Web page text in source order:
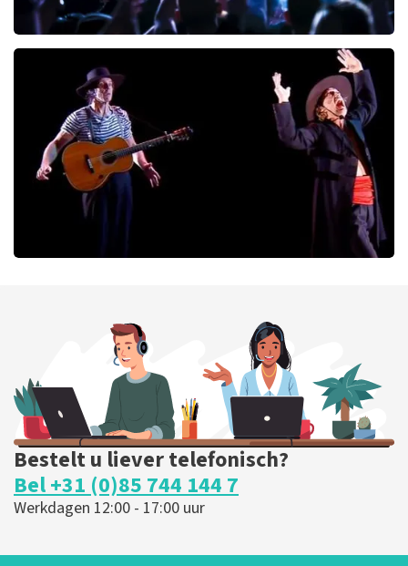
166laatste 30 minuten
BESTEL NU
BESTEL NU
Bestelt u liever telefonisch?
Bel +31 (0)85 744 144 7
Werkdagen 12:00 - 17:00 uur